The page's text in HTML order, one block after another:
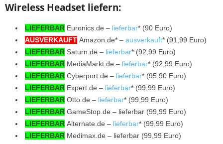
Wireless Headset liefern:
LIEFERBAR Euronics.de – lieferbar* (90 Euro)
AUSVERKAUFT Amazon.de* – ausverkauft* (91,99 Euro)
LIEFERBAR Saturn.de – lieferbar* (92,99 Euro)
LIEFERBAR MediaMarkt.de – lieferbar* (92,99 Euro)
LIEFERBAR Cyberport.de – lieferbar* (95,90 Euro)
LIEFERBAR Expert.de – lieferbar* (99,99 Euro)
LIEFERBAR Otto.de – lieferbar* (99,99 Euro)
LIEFERBAR GameStop.de – lieferbar (99,99 Euro)
LIEFERBAR Alternate.de – lieferbar* (99,99 Euro)
LIEFERBAR Medimax.de – lieferbar (99,99 Euro)